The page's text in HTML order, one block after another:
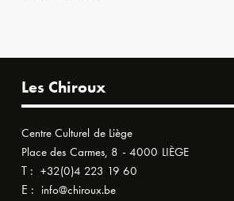
Les Chiroux
Centre Culturel de Liège
Place des Carmes, 8 - 4000 LIÈGE
T : +32(0)4 223 19 60
E : info@chiroux.be